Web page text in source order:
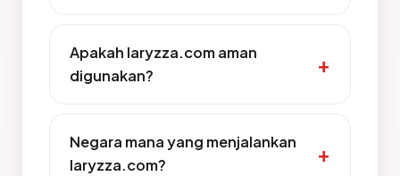
Apakah laryzza.com aman
digunakan?
Negara mana yang menjalankan
laryzza.com?